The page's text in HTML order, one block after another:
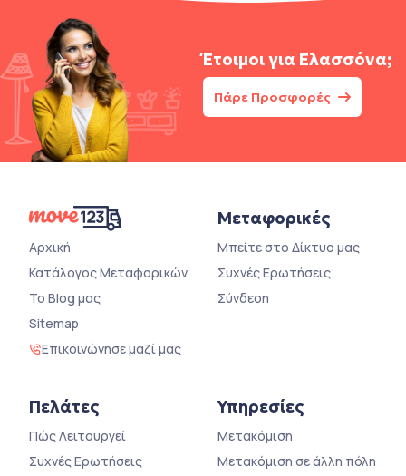
Έτοιμοι για Ελασσόνα;
Πάρε Προσφορές
Αρχική
Κατάλογος Μεταφορικών
Το Blog μας
Sitemap
Επικοινώνησε μαζί μας
Μεταφορικές
Μπείτε στο Δίκτυο μας
Συχνές Ερωτήσεις
Σύνδεση
Πελάτες
Πώς Λειτουργεί
Συχνές Ερωτήσεις
Υπηρεσίες
Μετακόμιση
Μετακόμιση σε άλλη πόλη